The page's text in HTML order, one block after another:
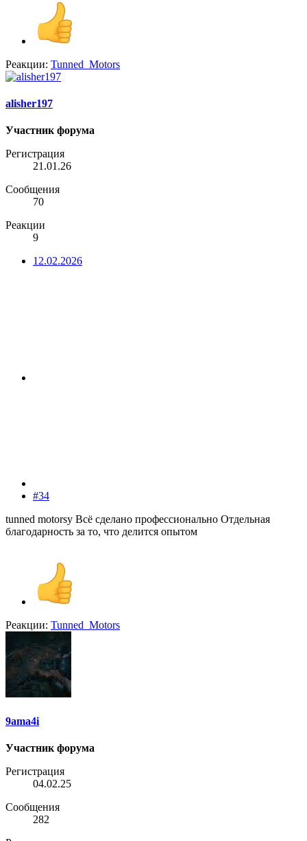
Реакции: Tunned_Motors
alisher197
Участник форума
Регистрация
21.01.26
Сообщения
70
Реакции
9
12.02.2026
#34
tunned motorsу Всё сделано профессионально Отдельная
благодарность за то, что делится опытом
Реакции: Tunned_Motors
9ama4i
Участник форума
Регистрация
04.02.25
Сообщения
282